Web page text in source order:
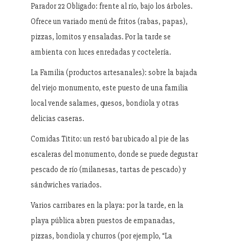
Parador 22 Obligado: frente al río, bajo los árboles.
Ofrece un variado menú de fritos (rabas, papas),
pizzas, lomitos y ensaladas. Por la tarde se
ambienta con luces enredadas y coctelería.
La Familia (productos artesanales): sobre la bajada
del viejo monumento, este puesto de una familia
local vende salames, quesos, bondiola y otras
delicias caseras.
Comidas Titito: un restó bar ubicado al pie de las
escaleras del monumento, donde se puede degustar
pescado de río (milanesas, tartas de pescado) y
sándwiches variados.
Varios carribares en la playa: por la tarde, en la
playa pública abren puestos de empanadas,
pizzas, bondiola y churros (por ejemplo, “La